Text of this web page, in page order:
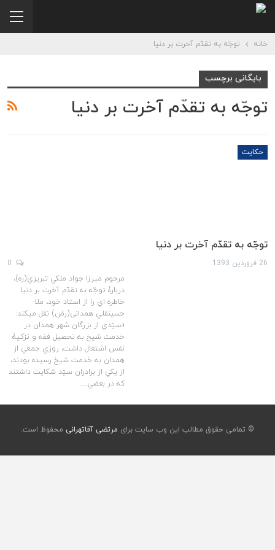
خانه توجّه به تقدّم آخرت بر دنيا
بایگانی برچسب
توجّه به تقدّم آخرت بر دنيا
حکایت
توجّه به تقدّم آخرت بر دنیا
26 فروردین 1393
مرحوم ميرزا جواد ملكي تبريزي(ره)،
دربارۀ توجّه به تقدّم آخرت بر دنيا
خاطره­ اي را از استاد خود، ملا­
حسينقلي همدانی(رض) نقل مي­كند:
«سيّدي از بزرگان شهر همدان در
خدمت شيخ به تحصيل فقه و تزكيۀ
نفس اشتغال داشت، روزي جمعي از
همدان به خدمت شيخ رسيده بودند،
از يكي از برادران سيّد شكايت داشتند
كه در بعضي…
© تمامی حقوق مطالب این وب سایت برای مرتضی آقاتهرانی محفوظ است.